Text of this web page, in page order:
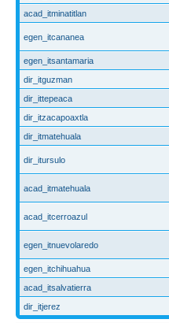
acad_itminatitlan
egen_itcananea
egen_itsantamaria
dir_itguzman
dir_ittepeaca
dir_itzacapoaxtla
dir_itmatehuala
dir_itursulo
acad_itmatehuala
acad_itcerroazul
egen_itnuevolaredo
egen_itchihuahua
acad_itsalvatierra
dir_itjerez